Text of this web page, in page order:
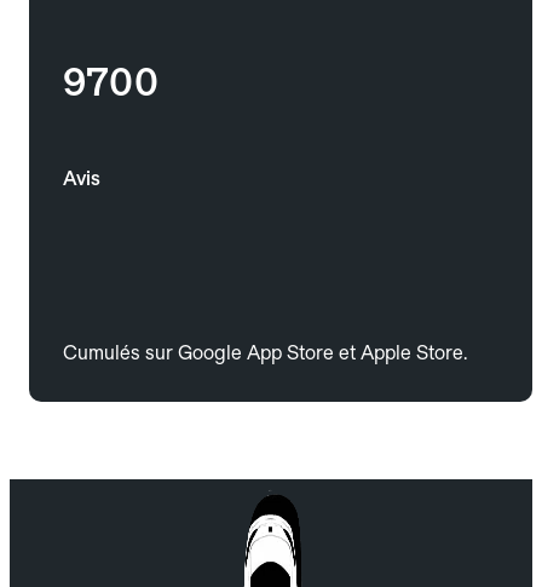
9700
Avis
Cumulés sur Google App Store et Apple Store.